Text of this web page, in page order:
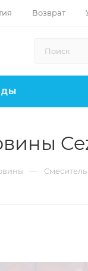
Возврат
—